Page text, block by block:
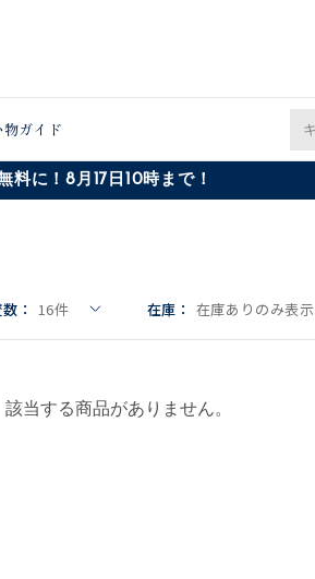
物ガイド
料に！8月17日10時まで！
： 16件 在庫： 在庫ありのみ表示
該当する商品がありません。